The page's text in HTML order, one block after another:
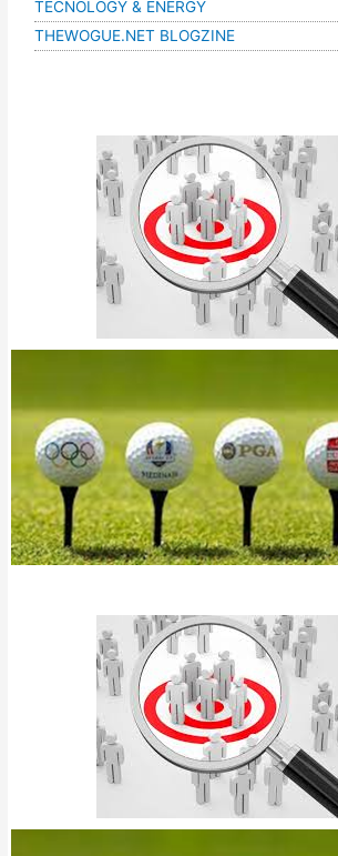
TECNOLOGY & ENERGY
THEWOGUE.NET BLOGZINE